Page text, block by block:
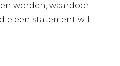
worden, waardoor
een statement wil